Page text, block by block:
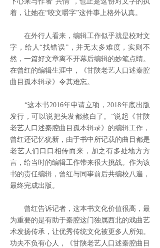
着，让她在“咬文嚼字”这件事上格外认真。
在外行人看来，编辑工作似乎就是校对文
字，给人“找错误”，并无太多难度，实则不
然，一篇好文章离不开幕后编辑的妙笔点睛。
在曾红的编辑生涯中，《甘陕老艺人口述秦腔
曲目孤本辑录》令其难忘。
“这本书2016年申请立项，2018年底出版
发行，可以说把头发都熬白了。”说起《甘陕
老艺人口述秦腔曲目孤本辑录》的编辑工作，
曾红还记忆犹新，由于书中所记载的曲目都是
老艺人们口口相传而来，加之有多处地方方
言，给当时的编辑工作带来很大挑战。作为该
书的责任编辑，曾红与同事前后共编校八遍，
最终完成出版。
曾红告诉记者，这本书文化价值很高，最
为重要的是有助于秦腔这门独属西北的戏曲艺
术发扬传承，让优秀传统文化被更多人所知。
功夫不负有心人，《甘陕老艺人口述秦腔曲目